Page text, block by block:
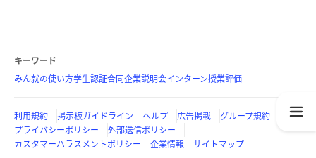
キーワード
みん就の使い方学生認証合同企業説明会インターン授業評価
利用規約 掲示板ガイドライン ヘルプ 広告掲載
グループ規約
プライバシーポリシー
外部送信ポリシー
カスタマーハラスメントポリシー
企業情報 サイトマップ